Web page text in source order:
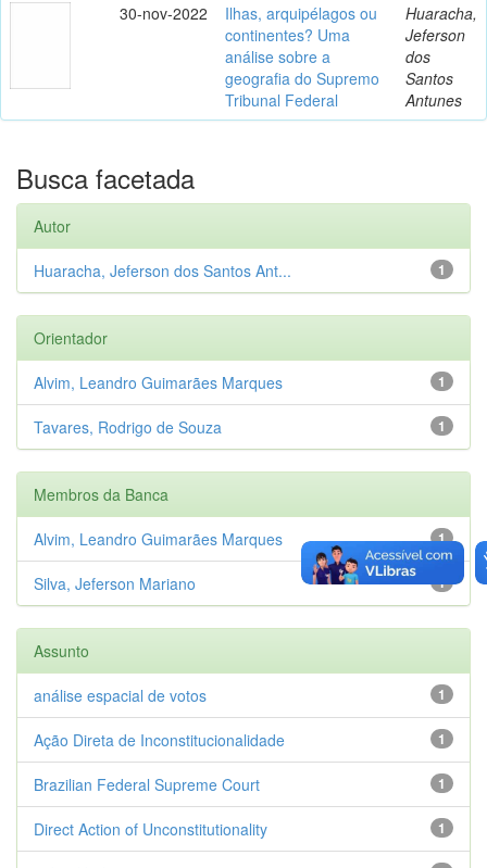
30-nov-2022
Ilhas, arquipélagos ou
continentes? Uma
análise sobre a
geografia do Supremo
Tribunal Federal
Huaracha,
Jeferson
dos
Santos
Antunes
Busca facetada
Autor
1
Huaracha, Jeferson dos Santos Ant...
Orientador
1
Alvim, Leandro Guimarães Marques
1
Tavares, Rodrigo de Souza
Membros da Banca
1
Alvim, Leandro Guimarães Marques
1
Silva, Jeferson Mariano
Assunto
1
análise espacial de votos
1
Ação Direta de Inconstitucionalidade
1
Brazilian Federal Supreme Court
1
Direct Action of Unconstitutionality